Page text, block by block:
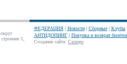
1,
ФЕДЕРАЦИЯ| Новости| Сборные| Клубы
АНТИДОПИНГ| Покупка и возврат
Создание сайта: Салюдо